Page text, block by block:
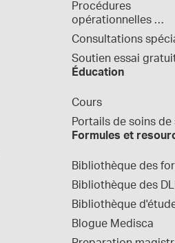
Procédures
opérationnelles
normalisées
Consultations
Soutien essai
Éducation
Cours
Portails de soins de
Formules et
Bibliothèque des
Bibliothèque des
Bibliothèque
Blogue Medisca